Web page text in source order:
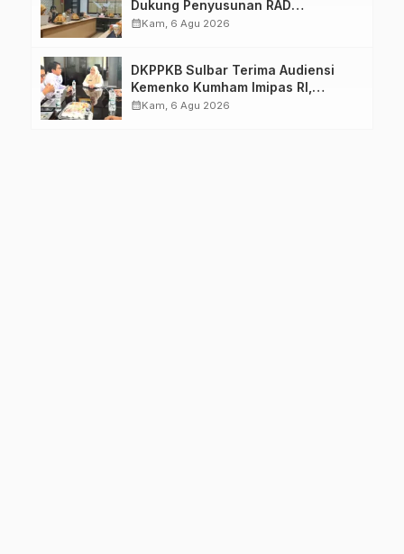
Dukung Penyusunan RAD
TPB/SDGs Sulawesi Barat
calendar_monthKam, 6 Agu 2026
DKPPKB Sulbar Terima Audiensi
Kemenko Kumham Imipas RI,
Perkuat Pelayanan Kesehatan bagi
calendar_monthKam, 6 Agu 2026